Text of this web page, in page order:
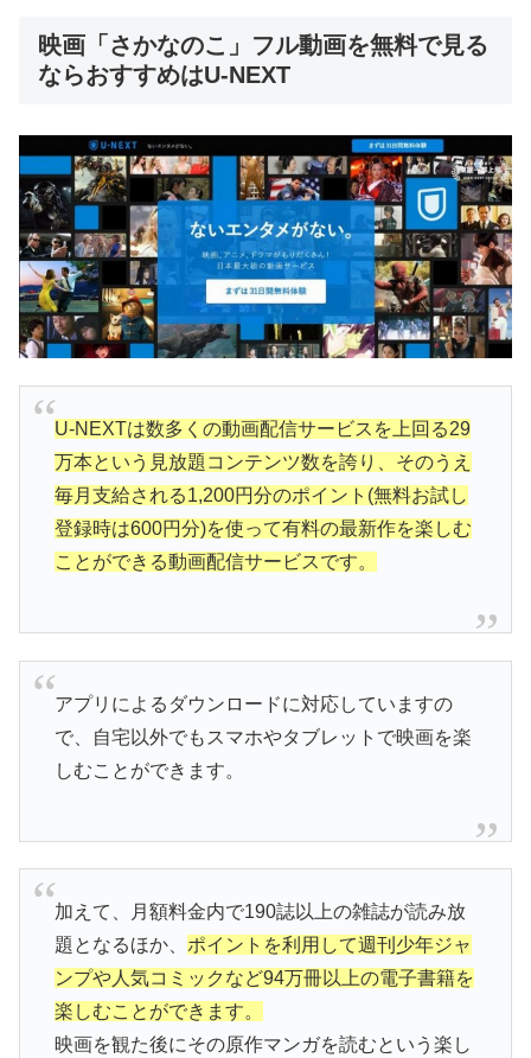
映画「さかなのこ」フル動画を無料で見る
ならおすすめはU-NEXT
U-NEXTは数多くの動画配信サービスを上回る29
万本という見放題コンテンツ数を誇り、そのうえ
毎月支給される1,200円分のポイント(無料お試し
登録時は600円分)を使って有料の最新作を楽しむ
ことができる動画配信サービスです。
アプリによるダウンロードに対応していますの
で、自宅以外でもスマホやタブレットで映画を楽
しむことができます。
加えて、月額料金内で190誌以上の雑誌が読み放
題となるほか、 ポイントを利用して週刊少年ジャ
ンプや人気コミックなど94万冊以上の電子書籍を
楽しむことができます。
映画を観た後にその原作マンガを読むという楽し